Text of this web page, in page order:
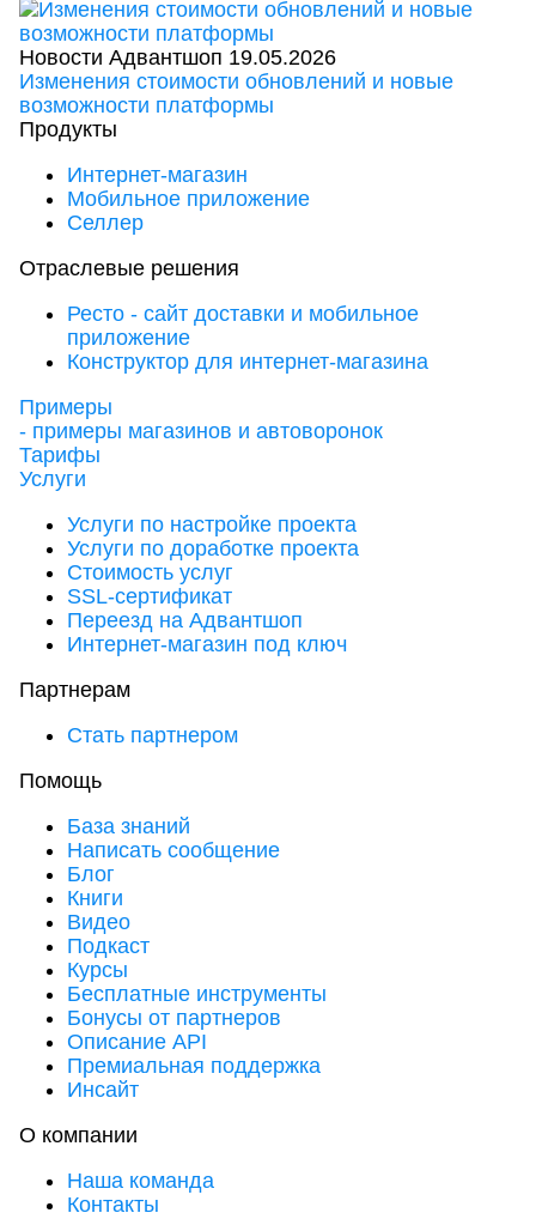
Новости Адвантшоп 19.05.2026
Изменения стоимости обновлений и новые
возможности платформы
Продукты
Интернет-магазин
Мобильное приложение
Селлер
Отраслевые решения
Ресто - сайт доставки и мобильное
приложение
Конструктор для интернет-магазина
Примеры
- примеры магазинов и автоворонок
Тарифы
Услуги
Услуги по настройке проекта
Услуги по доработке проекта
Стоимость услуг
SSL-сертификат
Переезд на Адвантшоп
Интернет-магазин под ключ
Партнерам
Стать партнером
Помощь
База знаний
Написать сообщение
Блог
Книги
Видео
Подкаст
Курсы
Бесплатные инструменты
Бонусы от партнеров
Описание API
Премиальная поддержка
Инсайт
О компании
Наша команда
Контакты